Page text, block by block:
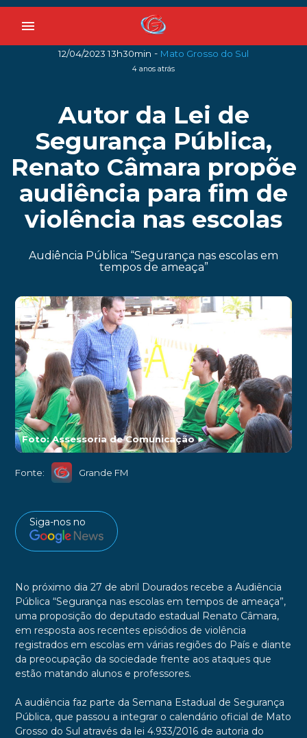
menu
12/04/2023 13h30min - Mato Grosso do Sul
4 anos atrás
Autor da Lei de
Segurança Pública,
Renato Câmara propõe
audiência para fim de
violência nas escolas
Audiência Pública “Segurança nas escolas em
tempos de ameaça”
Foto: Assessoria de Comunicação►
Fonte: Grande FM
Siga-nos no
No próximo dia 27 de abril Dourados recebe a Audiência
Pública “Segurança nas escolas em tempos de ameaça”,
uma proposição do deputado estadual Renato Câmara,
em resposta aos recentes episódios de violência
registrados em escolas em várias regiões do País e diante
da preocupação da sociedade frente aos ataques que
estão matando alunos e professores.
A audiência faz parte da Semana Estadual de Segurança
Pública, que passou a integrar o calendário oficial de Mato
Grosso do Sul através da lei 4.933/2016 de autoria do